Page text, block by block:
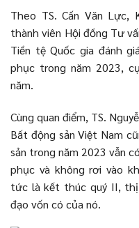
Theo TS. Cấn Văn Lực,
thành viên Hội đồng Tư
Tiền tệ Quốc gia đánh
phục trong năm 2023,
năm.
Cùng quan điểm, TS.
Bất động sản Việt Nam
sản trong năm 2023 vẫn
phục và không rơi vào
tức là kết thúc quý II,
đạo vốn có của nó.